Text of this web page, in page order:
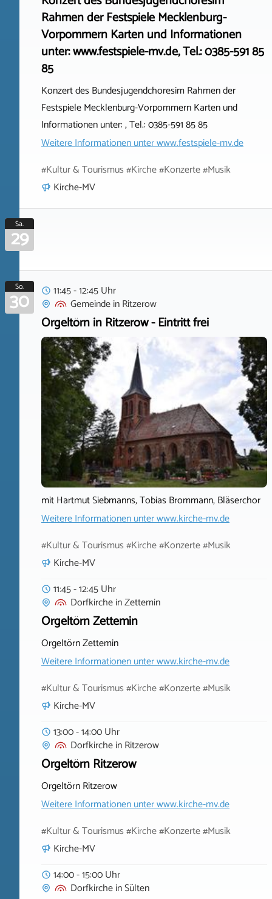
Rahmen der Festspiele Mecklenburg-
Vorpommern Karten und Informationen
unter: www.festspiele-mv.de, Tel.: 0385-591 85
85
Konzert des Bundesjugendchoresim Rahmen der
Festspiele Mecklenburg-Vorpommern Karten und
Informationen unter: , Tel.: 0385-591 85 85
Weitere Informationen unterwww.festspiele-mv.de
#Kultur & Tourismus #Kirche #Konzerte #Musik
Kirche-MV
Sa.
29
So.
30
11:45 - 12:45 Uhr
GemeindeinRitzerow
Orgeltörn in Ritzerow - Eintritt frei
mit Hartmut Siebmanns, Tobias Brommann, Bläserchor
Weitere Informationen unterwww.kirche-mv.de
#Kultur & Tourismus #Kirche #Konzerte #Musik
Kirche-MV
11:45 - 12:45 Uhr
DorfkircheinZettemin
Orgeltörn Zettemin
Orgeltörn Zettemin
Weitere Informationen unterwww.kirche-mv.de
#Kultur & Tourismus #Kirche #Konzerte #Musik
Kirche-MV
13:00 - 14:00 Uhr
DorfkircheinRitzerow
Orgeltörn Ritzerow
Orgeltörn Ritzerow
Weitere Informationen unterwww.kirche-mv.de
#Kultur & Tourismus #Kirche #Konzerte #Musik
Kirche-MV
14:00 - 15:00 Uhr
DorfkircheinSülten